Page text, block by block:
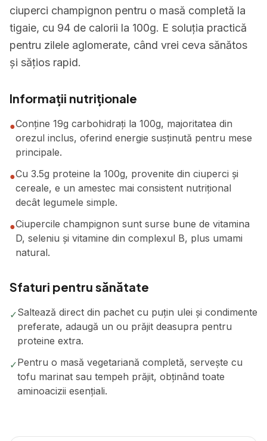
ciuperci champignon pentru o masă completă la
tigaie, cu 94 de calorii la 100g. E soluția practică
pentru zilele aglomerate, când vrei ceva sănătos
și sățios rapid.
Informații nutriționale
●Conține 19g carbohidrați la 100g, majoritatea din
orezul inclus, oferind energie susținută pentru mese
principale.
●Cu 3.5g proteine la 100g, provenite din ciuperci și
cereale, e un amestec mai consistent nutrițional
decât legumele simple.
●Ciupercile champignon sunt surse bune de vitamina
D, seleniu și vitamine din complexul B, plus umami
natural.
Sfaturi pentru sănătate
✓Saltează direct din pachet cu puțin ulei și condimente
preferate, adaugă un ou prăjit deasupra pentru
proteine extra.
✓Pentru o masă vegetariană completă, servește cu
tofu marinat sau tempeh prăjit, obținând toate
aminoacizii esențiali.